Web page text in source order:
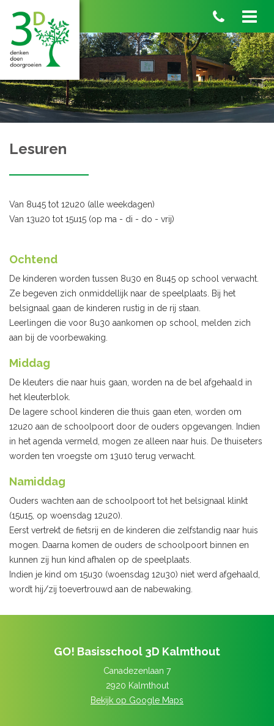
Lesuren
Van 8u45 tot 12u20 (alle weekdagen)
Van 13u20 tot 15u15 (op ma - di - do - vrij)
Ochtend
De kinderen worden tussen 8u30 en 8u45 op school verwacht.
Ze begeven zich onmiddellijk naar de speelplaats. Bij het
belsignaal gaan de kinderen rustig in de rij staan.
Leerlingen die voor 8u30 aankomen op school, melden zich
aan bij de voorbewaking.
Middag
De kleuters die naar huis gaan, worden na de bel afgehaald in
het kleuterblok.
De lagere school kinderen die thuis gaan eten, worden om
12u20 aan de schoolpoort door de ouders opgevangen. Indien
in het agenda vermeld, mogen ze alleen naar huis. De thuiseters
worden ten vroegste om 13u10 terug verwacht.
Namiddag
Ouders wachten aan de schoolpoort tot het belsignaal klinkt
(15u15, op woensdag 12u20).
Eerst vertrekt de fietsrij en de kinderen die zelfstandig naar huis
mogen. Daarna komen de ouders de schoolpoort binnen en
kunnen zij hun kind afhalen op de speelplaats.
Indien je kind om 15u30 (woensdag 12u30) niet werd afgehaald,
wordt hij/zij toevertrouwd aan de nabewaking.
GO! Basisschool 3D Kalmthout
Canadezenlaan 7
2920 Kalmthout
Bekijk op Google Maps